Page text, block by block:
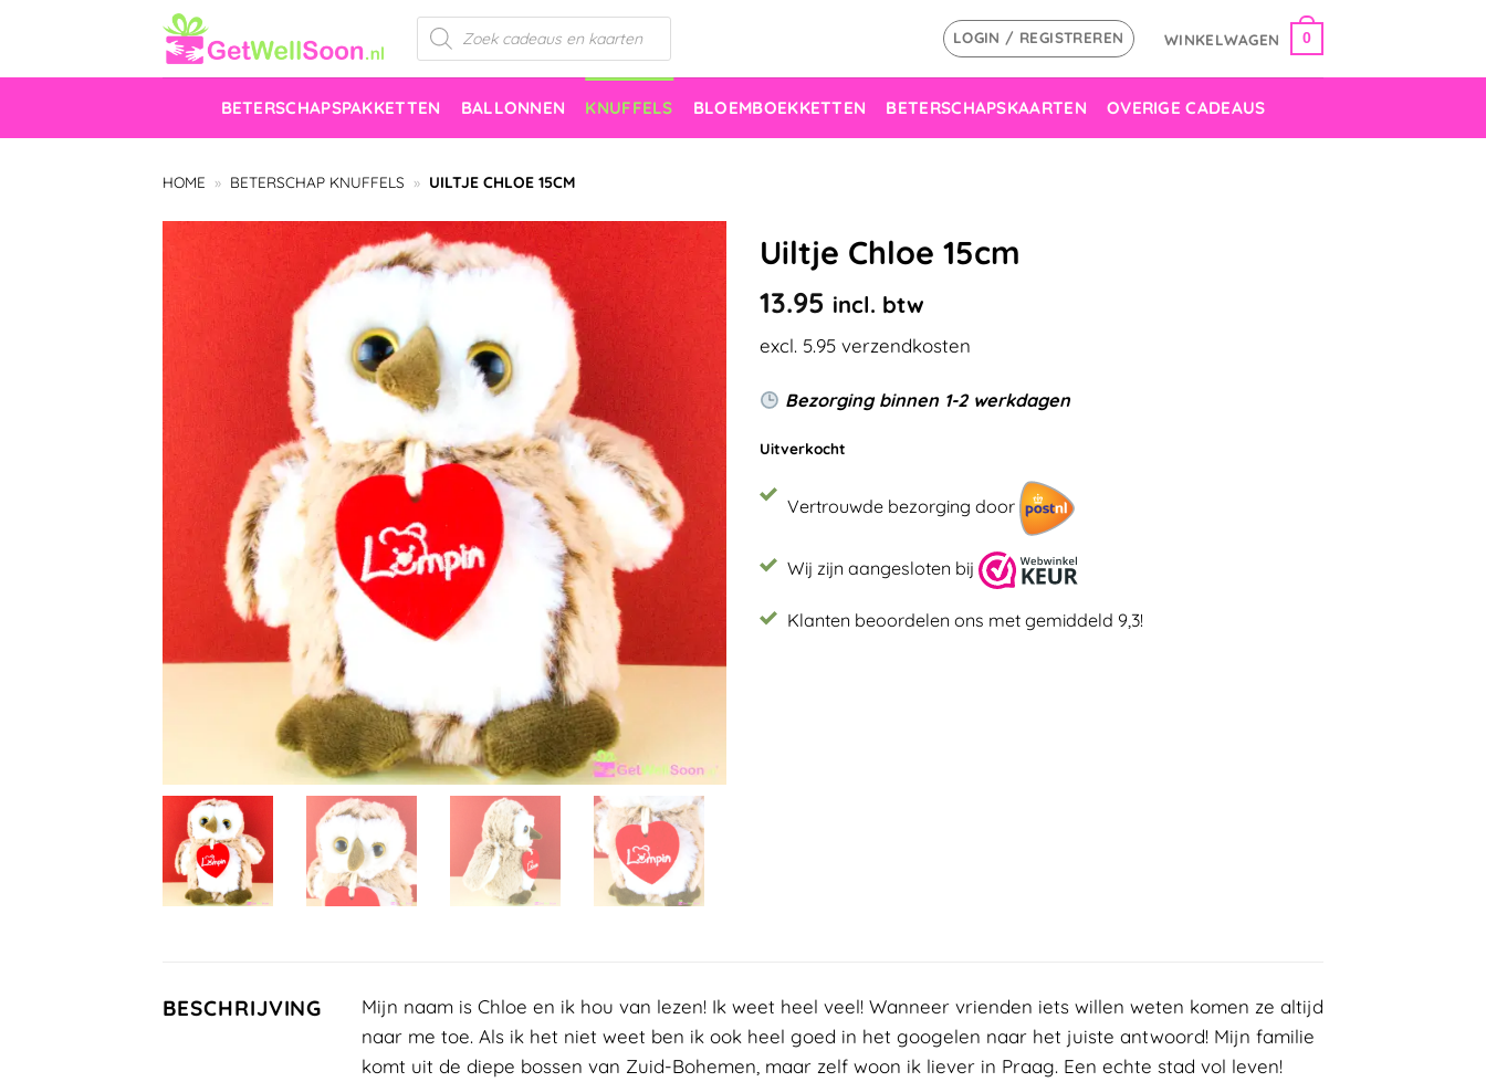
inhoud
Producten
zoeken
LOGIN / REGISTREREN WINKELWAGEN 0
BETERSCHAPSPAKKETTEN BALLONNEN KNUFFELS BLOEMBOEKKETTEN BETERSCHAPSKAARTEN OVERIGE CADEAUS
HOME » BETERSCHAP KNUFFELS » UILTJE CHLOE 15CM
Uiltje Chloe 15cm
13.95 incl. btw
excl. 5.95 verzendkosten
Bezorging binnen 1-2 werkdagen
Uitverkocht
Vertrouwde bezorging door
Wij zijn aangesloten bij
Klanten beoordelen ons met gemiddeld 9,3!
BESCHRIJVING
Mijn naam is Chloe en ik hou van lezen! Ik weet heel veel! Wanneer vrienden iets willen weten komen ze altijd
naar me toe. Als ik het niet weet ben ik ook heel goed in het googelen naar het juiste antwoord! Mijn familie
komt uit de diepe bossen van Zuid-Bohemen, maar zelf woon ik liever in Praag. Een echte stad vol leven!